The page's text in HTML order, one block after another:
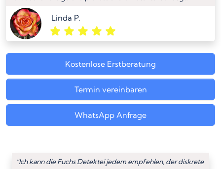
Linda P.
Kostenlose Erstberatung
Termin vereinbaren
WhatsApp Anfrage
“Ich kann die Fuchs Detektei jedem empfehlen, der diskrete